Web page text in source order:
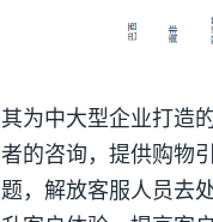
其为中大型企业打造
者的咨询，提供购物
题，解放客服人员去